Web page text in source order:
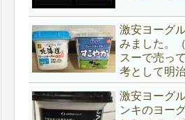
激安ヨーグ
みました。
スーで売っ
考として明
ーグルト)
激安ヨーグ
ンキのヨー